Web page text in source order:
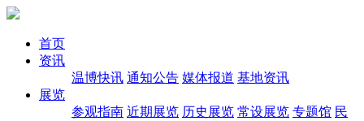
首页
资讯
温博快讯 通知公告 媒体报道 基地资讯
展览
参观指南 近期展览 历史展览 常设展览 专题馆 民